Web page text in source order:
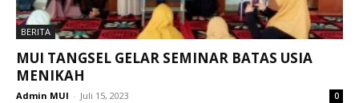
BERITA
MUI TANGSEL GELAR SEMINAR BATAS USIA
MENIKAH
Admin MUI - Juli 15, 2023 0